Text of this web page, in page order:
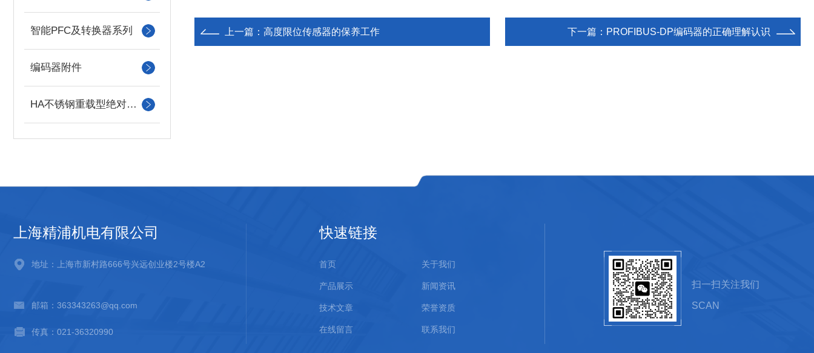
智能PFC及转换器系列
编码器附件
HA不锈钢重载型绝对值编码器
上一篇： 高度限位传感器的保养工作 下一篇： PROFIBUS-DP编码器的正确理解认识
上海精浦机电有限公司
地址：上海市新村路666号兴远创业楼2号楼A2
邮箱：363343263@qq.com
传真：021-36320990
快速链接
首页 关于我们
产品展示 新闻资讯
技术文章 荣誉资质
在线留言 联系我们
扫一扫关注我们
SCAN